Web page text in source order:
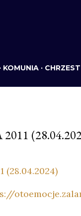
KOMUNIA CHRZEST
(28.04.2024)